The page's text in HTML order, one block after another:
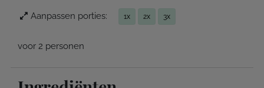
Aanpassen porties: 1x 2x 3x
voor 2 personen